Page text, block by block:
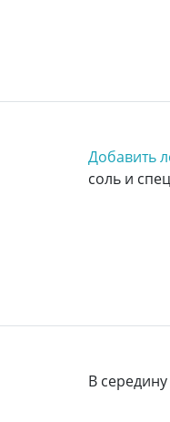
Добавить
соль и
В